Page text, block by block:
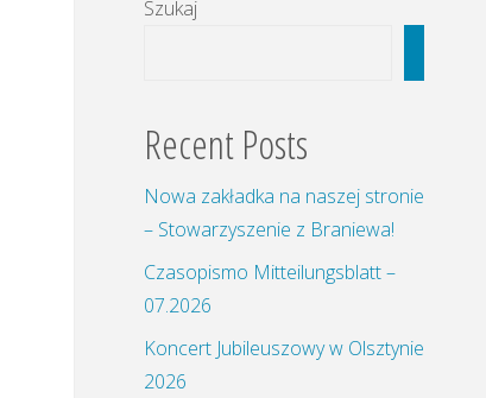
Szukaj
Recent Posts
Nowa zakładka na naszej stronie
– Stowarzyszenie z Braniewa!
Czasopismo Mitteilungsblatt –
07.2026
Koncert Jubileuszowy w Olsztynie
2026